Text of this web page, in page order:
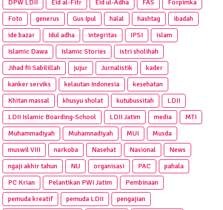
DPW LDII Eid al-Fitr Eid ul-Adha FAS
Forpimka
Foto
generus Gus Ipul halal hashtag
ibadah
ide bazar
Idul adha integritas IPSI
islam
Islamic Dawa
Islamic Stories
istri sholihah
Jihad fii Sabilillah
jujur Jurnalistik
kader
kanker serviks
kelautan Indonesia
kesehatan
Khitan massal
khusyu sholat kutubussitah
LDII
LDII Islamic Boarding-School
LDII Jatim media
MTI
Muhammadiyah
Muhamnadiyah MUI
Musda
muswil VIII
narkoba Nasehat Nasional
News
ngaji akhir tahun
NU organisasi PAC
pahala
PC Krian
Pelantikan PWI Jatim
Pembinaan
pemuda kreatif
pemuda LDII
pengajian